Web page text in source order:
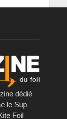
dédié
le Sup
Foil